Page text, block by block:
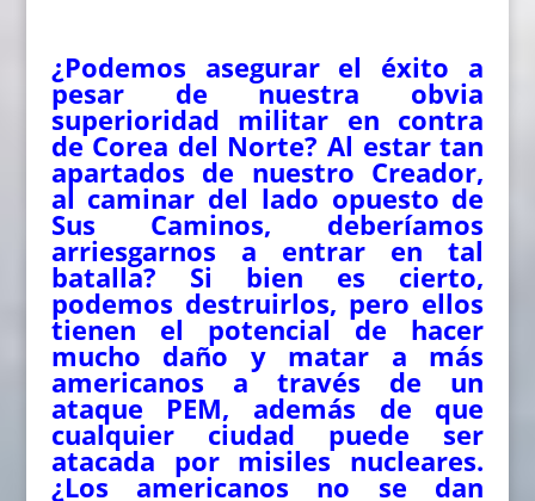
¿Podemos asegurar el éxito a
pesar de nuestra obvia
superioridad militar en contra
de Corea del Norte? Al estar tan
apartados de nuestro Creador,
al caminar del lado opuesto de
Sus Caminos, deberíamos
arriesgarnos a entrar en tal
batalla? Si bien es cierto,
podemos destruirlos, pero ellos
tienen el potencial de hacer
mucho daño y matar a más
americanos a través de un
ataque PEM, además de que
cualquier ciudad puede ser
atacada por misiles nucleares.
¿Los americanos no se dan